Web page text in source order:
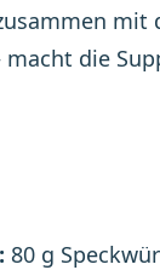
mit
macht die
80 g